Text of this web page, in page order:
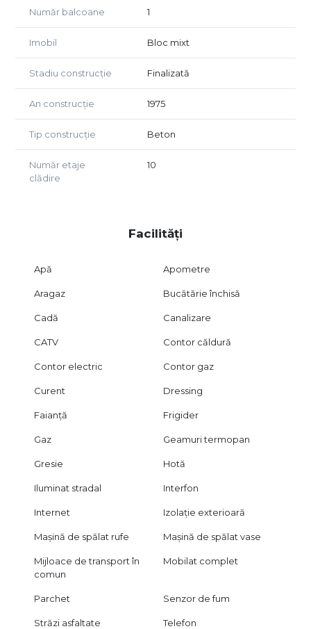
Număr balcoane 1
Imobil Bloc mixt
Stadiu construcție Finalizată
An construcție 1975
Tip construcție Beton
Număr etaje
clădire
10
Facilități
Apă Apometre
Aragaz Bucătărie închisă
Cadă Canalizare
CATV Contor căldură
Contor electric Contor gaz
Curent Dressing
Faianță Frigider
Gaz Geamuri termopan
Gresie Hotă
Iluminat stradal Interfon
Internet Izolație exterioară
Mașină de spălat rufe Mașină de spălat vase
Mijloace de transport în
comun
Mobilat complet
Parchet Senzor de fum
Străzi asfaltate Telefon